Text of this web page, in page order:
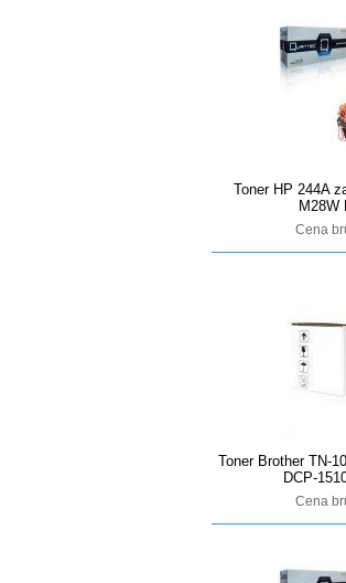
Toner HP 244A
M28W
Cena
Toner Brother TN-
DCP-
Cena